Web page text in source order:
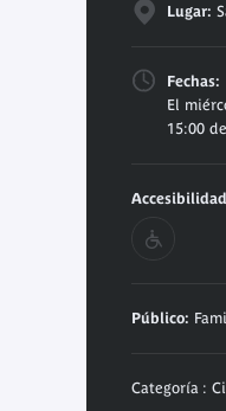
Lugar:
Fechas:
El
15:00
Público:
Categoría :